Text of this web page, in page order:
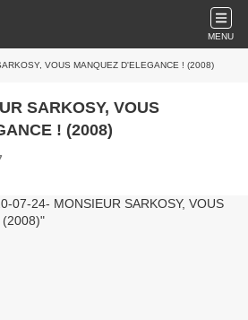
MENU
VOUS MANQUEZ D'ELEGANCE ! (2008)
SARKOSY, VOUS
! (2008)